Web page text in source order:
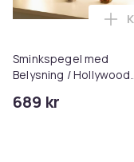
Sminkspegel med
Belysning / Hollywood
689 kr